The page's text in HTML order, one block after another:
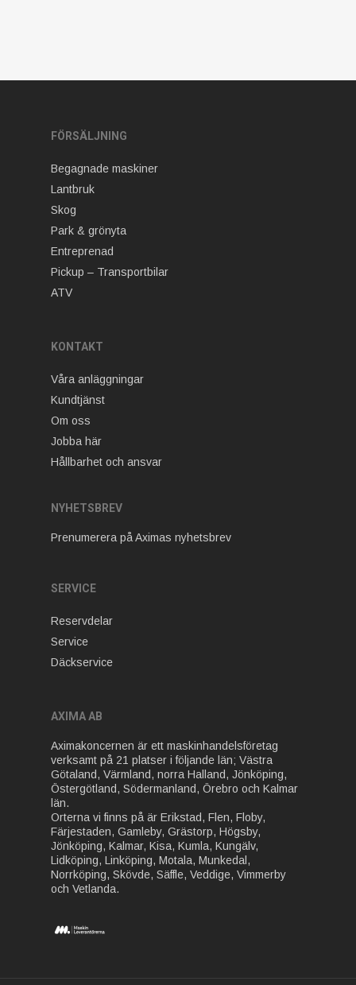
FÖRSÄLJNING
Begagnade maskiner
Lantbruk
Skog
Park & grönyta
Entreprenad
Pickup – Transportbilar
ATV
KONTAKT
Våra anläggningar
Kundtjänst
Om oss
Jobba här
Hållbarhet och ansvar
NYHETSBREV
Prenumerera på Aximas nyhetsbrev
SERVICE
Reservdelar
Service
Däckservice
AXIMA AB
Aximakoncernen är ett maskinhandelsföretag
verksamt på 21 platser i följande län; Västra
Götaland, Värmland, norra Halland, Jönköping,
Östergötland, Södermanland, Örebro och Kalmar
län.
Orterna vi finns på är Erikstad, Flen, Floby,
Färjestaden, Gamleby, Grästorp, Högsby,
Jönköping, Kalmar, Kisa, Kumla, Kungälv,
Lidköping, Linköping, Motala, Munkedal,
Norrköping, Skövde, Säffle, Veddige, Vimmerby
och Vetlanda.